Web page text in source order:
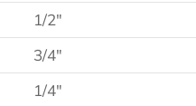
1/2″
3/4″
1/4″